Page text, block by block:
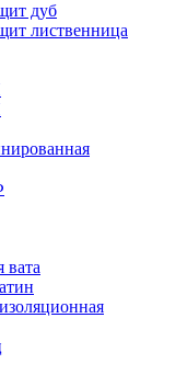
дуб
лиственница
вата